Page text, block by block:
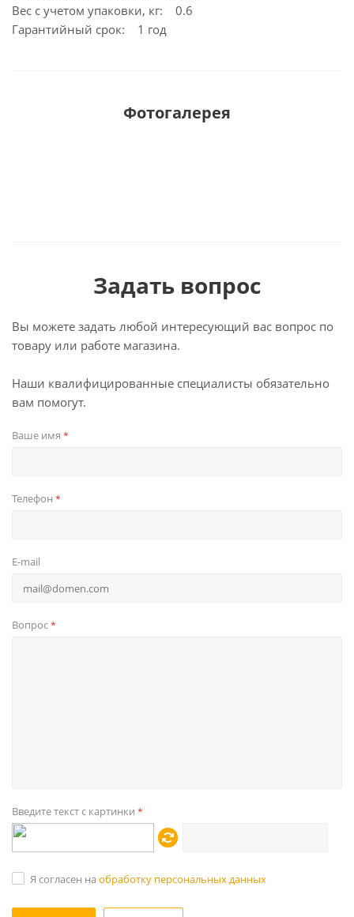
Вес с учетом упаковки, кг: 0.6
Гарантийный срок: 1 год
Фотогалерея
Задать вопрос
Вы можете задать любой интересующий вас вопрос по
товару или работе магазина.
Наши квалифицированные специалисты обязательно
вам помогут.
Ваше имя *
Телефон *
E-mail
Вопрос*
Введите текст с картинки *
Я согласен на обработку персональных данных